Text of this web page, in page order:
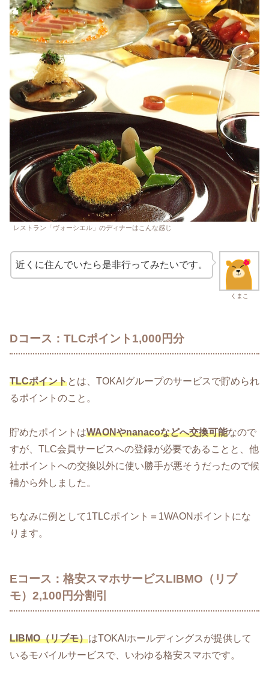
レストラン「ヴォーシエル」のディナーはこんな感じ
くまこ
近くに住んでいたら是非行ってみたいです。
Dコース：TLCポイント1,000円分
TLCポイントとは、TOKAIグループのサービスで貯められ
るポイントのこと。
貯めたポイントはWAONやnanacoなどへ交換可能なので
すが、TLC会員サービスへの登録が必要であることと、他
社ポイントへの交換以外に使い勝手が悪そうだったので候
補から外しました。
ちなみに例として1TLCポイント＝1WAONポイントにな
ります。
Eコース：格安スマホサービスLIBMO（リブ
モ）2,100円分割引
LIBMO（リブモ）はTOKAIホールディングスが提供して
いるモバイルサービスで、いわゆる格安スマホです。